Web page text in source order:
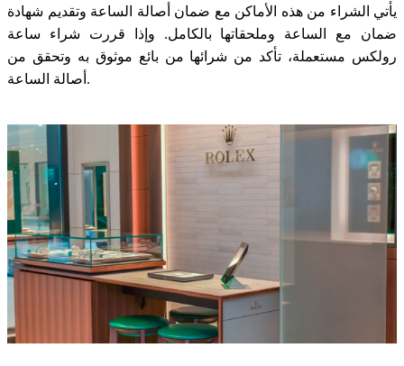
يأتي الشراء من هذه الأماكن مع ضمان أصالة الساعة وتقديم شهادة
ضمان مع الساعة وملحقاتها بالكامل. وإذا قررت شراء ساعة
رولكس مستعملة، تأكد من شرائها من بائع موثوق به وتحقق من
أصالة الساعة.